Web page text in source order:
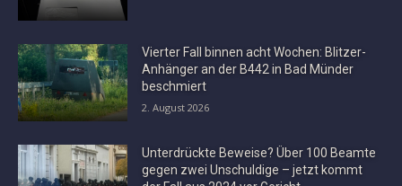
Vierter Fall binnen acht Wochen: Blitzer-
Anhänger an der B442 in Bad Münder
beschmiert
2. August 2026
Unterdrückte Beweise? Über 100 Beamte
gegen zwei Unschuldige – jetzt kommt